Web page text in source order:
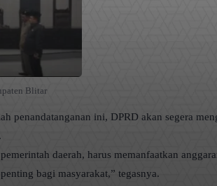
Blitar
penandatanganan ini, DPRD akan segera
daerah, harus memanfaatkan
bagi masyarakat,” tegasnya.